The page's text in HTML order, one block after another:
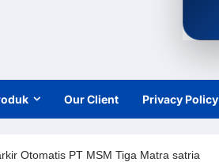
Our Client Privacy Policy
Otomatis PT MSM Tiga Matra satria